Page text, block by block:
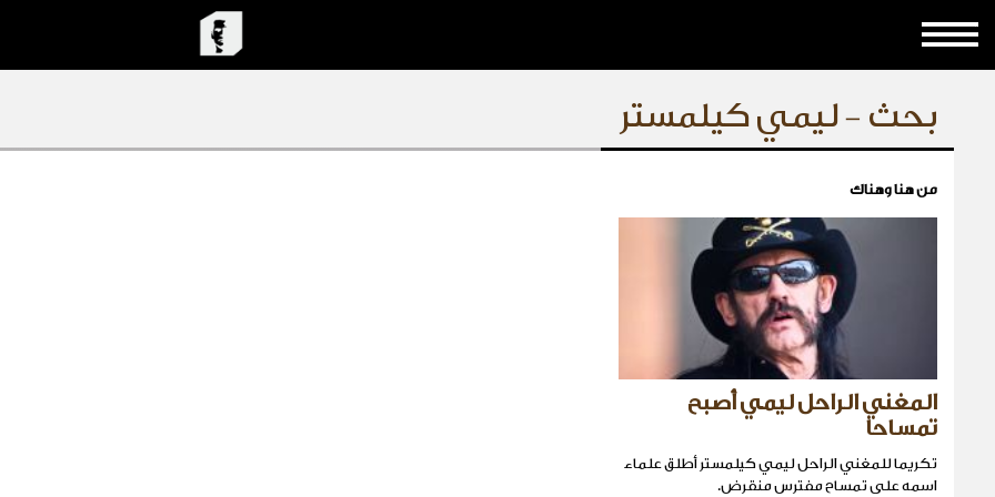
بحث - ليمي كيلمستر
من هنا وهناك
المغني الراحل ليمي أصبح
تمساحا
تكريما للمغني الراحل ليمي كيلمستر أطلق علماء
اسمه على تمساح مفترس منقرض.